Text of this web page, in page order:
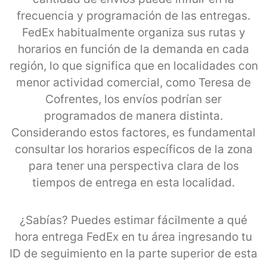
frecuencia y programación de las entregas.
FedEx habitualmente organiza sus rutas y
horarios en función de la demanda en cada
región, lo que significa que en localidades con
menor actividad comercial, como Teresa de
Cofrentes, los envíos podrían ser
programados de manera distinta.
Considerando estos factores, es fundamental
consultar los horarios específicos de la zona
para tener una perspectiva clara de los
tiempos de entrega en esta localidad.
¿Sabías? Puedes estimar fácilmente a qué
hora entrega FedEx en tu área ingresando tu
ID de seguimiento en la parte superior de esta